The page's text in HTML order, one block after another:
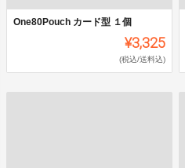
One80Pouch カード型 １個
¥3,325
(税込/送料込)